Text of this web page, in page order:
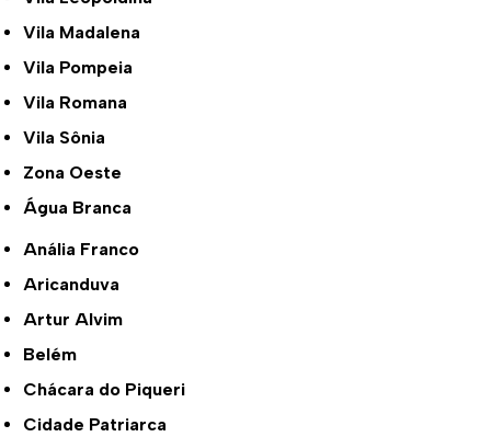
Vila Madalena
Vila Pompeia
Vila Romana
Vila Sônia
Zona Oeste
Água Branca
Anália Franco
Aricanduva
Artur Alvim
Belém
Chácara do Piqueri
Cidade Patriarca